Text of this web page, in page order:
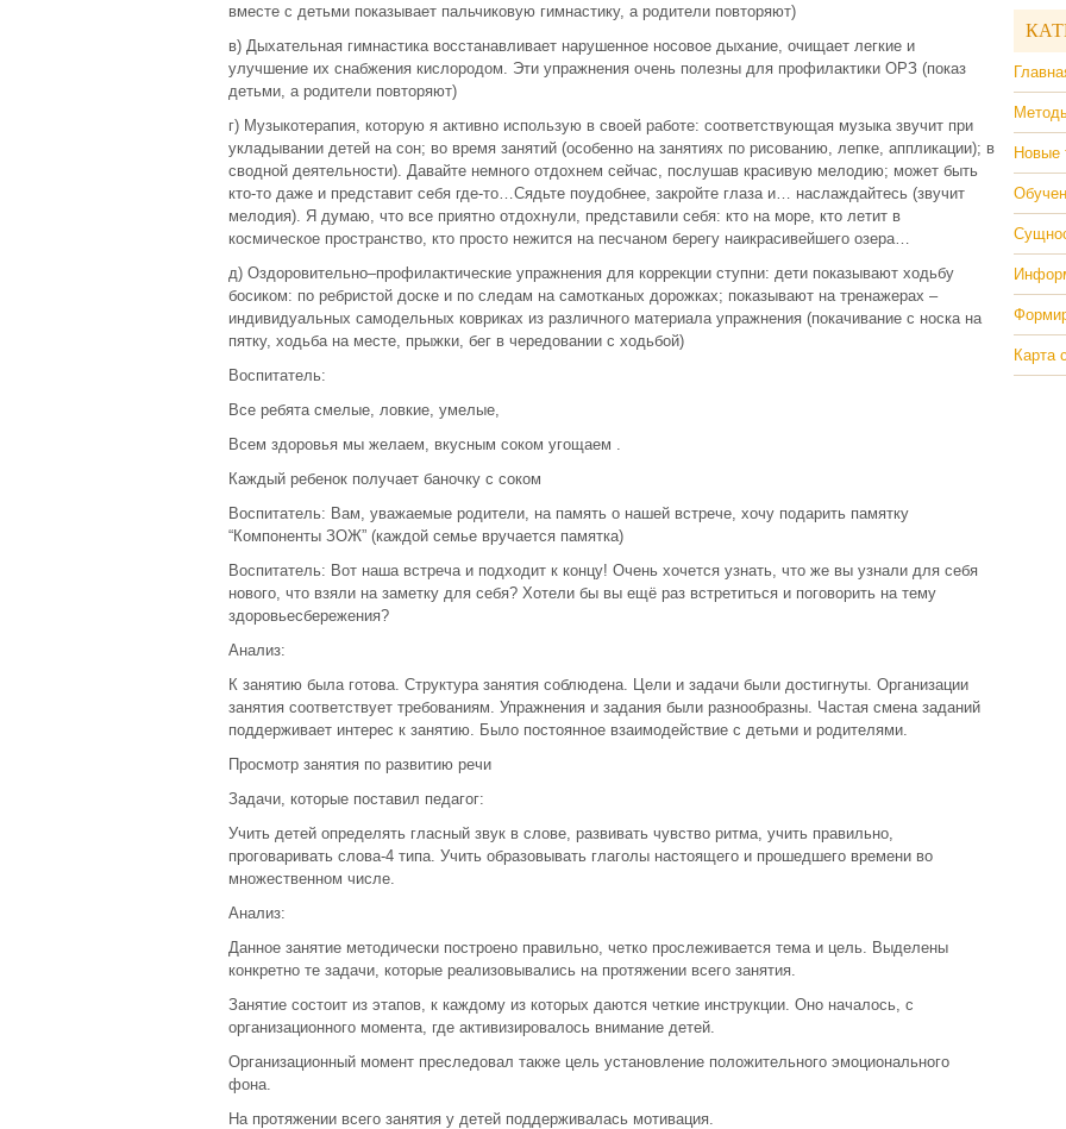
вместе с детьми показывает пальчиковую гимнастику, а родители повторяют)
в) Дыхательная гимнастика восстанавливает нарушенное носовое дыхание, очищает легкие и
улучшение их снабжения кислородом. Эти упражнения очень полезны для профилактики ОРЗ (показ
детьми, а родители повторяют)
г) Музыкотерапия, которую я активно использую в своей работе: соответствующая музыка звучит при
укладывании детей на сон; во время занятий (особенно на занятиях по рисованию, лепке, аппликации); в
сводной деятельности). Давайте немного отдохнем сейчас, послушав красивую мелодию; может быть
кто-то даже и представит себя где-то…Сядьте поудобнее, закройте глаза и… наслаждайтесь (звучит
мелодия). Я думаю, что все приятно отдохнули, представили себя: кто на море, кто летит в
космическое пространство, кто просто нежится на песчаном берегу наикрасивейшего озера…
д) Оздоровительно–профилактические упражнения для коррекции ступни: дети показывают ходьбу
босиком: по ребристой доске и по следам на самотканых дорожках; показывают на тренажерах –
индивидуальных самодельных ковриках из различного материала упражнения (покачивание с носка на
пятку, ходьба на месте, прыжки, бег в чередовании с ходьбой)
Воспитатель:
Все ребята смелые, ловкие, умелые,
Всем здоровья мы желаем, вкусным соком угощаем .
Каждый ребенок получает баночку с соком
Воспитатель: Вам, уважаемые родители, на память о нашей встрече, хочу подарить памятку
“Компоненты ЗОЖ” (каждой семье вручается памятка)
Воспитатель: Вот наша встреча и подходит к концу! Очень хочется узнать, что же вы узнали для себя
нового, что взяли на заметку для себя? Хотели бы вы ещё раз встретиться и поговорить на тему
здоровьесбережения?
Анализ:
К занятию была готова. Структура занятия соблюдена. Цели и задачи были достигнуты. Организации
занятия соответствует требованиям. Упражнения и задания были разнообразны. Частая смена заданий
поддерживает интерес к занятию. Было постоянное взаимодействие с детьми и родителями.
Просмотр занятия по развитию речи
Задачи, которые поставил педагог:
Учить детей определять гласный звук в слове, развивать чувство ритма, учить правильно,
проговаривать слова-4 типа. Учить образовывать глаголы настоящего и прошедшего времени во
множественном числе.
Анализ:
Данное занятие методически построено правильно, четко прослеживается тема и цель. Выделены
конкретно те задачи, которые реализовывались на протяжении всего занятия.
Занятие состоит из этапов, к каждому из которых даются четкие инструкции. Оно началось, с
организационного момента, где активизировалось внимание детей.
Организационный момент преследовал также цель установление положительного эмоционального
фона.
На протяжении всего занятия у детей поддерживалась мотивация.
Новые
Карта